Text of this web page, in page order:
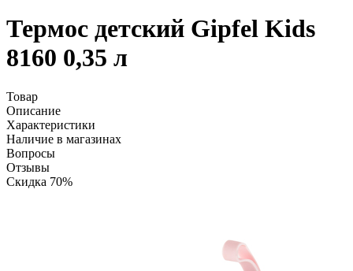
Термос детский Gipfel Kids
8160 0,35 л
Товар
Описание
Характеристики
Наличие в магазинах
Вопросы
Отзывы
Скидка 70%